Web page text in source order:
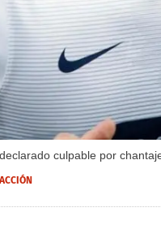
culpable por